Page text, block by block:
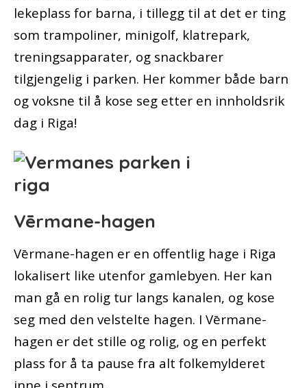
lekeplass for barna, i tillegg til at det er ting
som trampoliner, minigolf, klatrepark,
treningsapparater, og snackbarer
tilgjengelig i parken. Her kommer både barn
og voksne til å kose seg etter en innholdsrik
dag i Riga!
Vērmane-hagen
Vērmane-hagen er en offentlig hage i Riga
lokalisert like utenfor gamlebyen. Her kan
man gå en rolig tur langs kanalen, og kose
seg med den velstelte hagen. I Vērmane-
hagen er det stille og rolig, og en perfekt
plass for å ta pause fra alt folkemylderet